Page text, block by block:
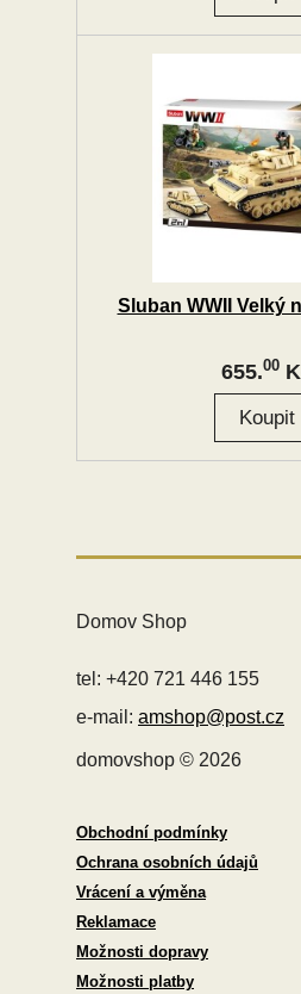
Sluban WWII Velký
655.00
Domov Shop
tel: +420 721 446 155
e-mail: amshop@post.cz
domovshop © 2026
Obchodní podmínky
Ochrana osobních údajů
Vrácení a výměna
Reklamace
Možnosti dopravy
Možnosti platby